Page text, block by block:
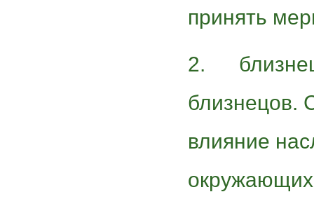
принять
2.
близнецов.
влияние